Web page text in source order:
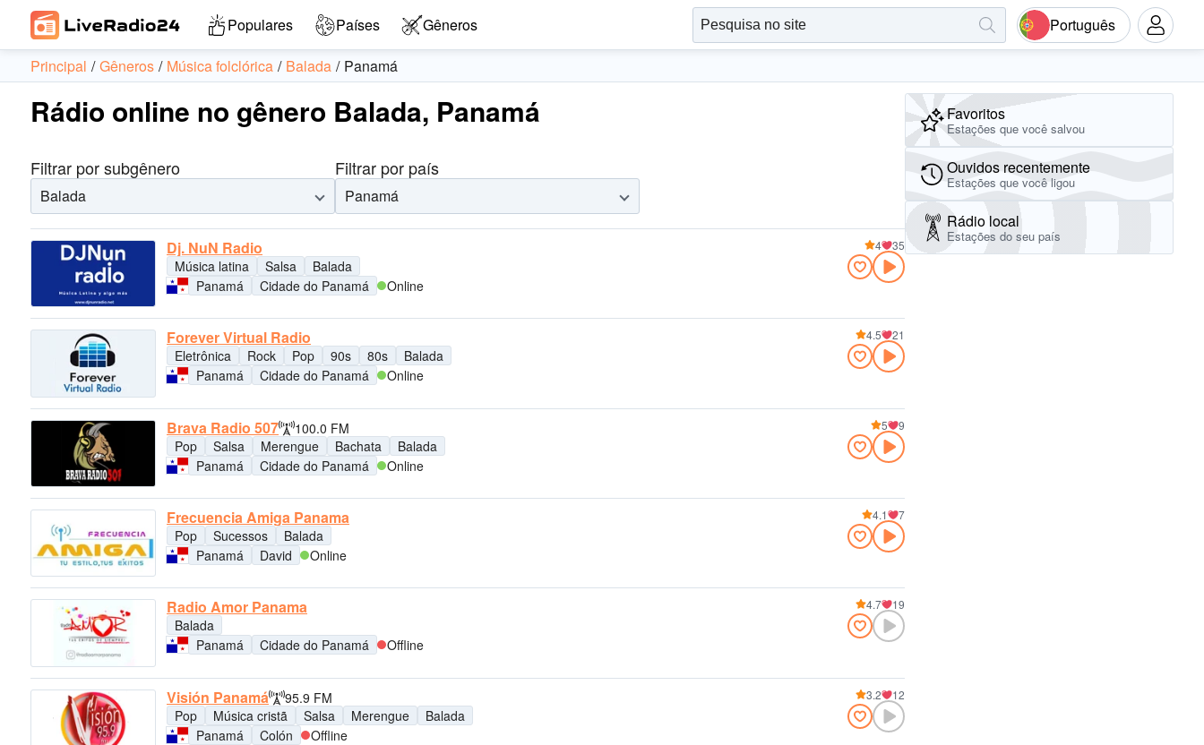
Populares Países Gêneros Português
Principal Gêneros Música folclórica Balada Panamá
Rádio online no gênero Balada, Panamá
Filtrar por subgênero
Balada
Filtrar por país
Panamá
Dj. NuN Radio
Música latina Salsa
Balada
Panamá
Cidade do Panamá Online
4 35
Forever Virtual Radio
Eletrônica Rock Pop 90s 80s
Balada
Panamá
Cidade do Panamá Online
4.5 21
Brava Radio 507
100.0 FM
Pop
Salsa Merengue Bachata
Balada
Panamá
Cidade do Panamá Online
5 9
Frecuencia Amiga Panama
Pop Sucessos
Balada
Panamá
David Online
4.1 7
Radio Amor Panama
Balada
Panamá
Cidade do Panamá Offline
4.7 19
Visión Panamá
95.9 FM
Pop
Música cristã Salsa Merengue
Balada
Panamá
Colón Offline
3.2 12
Favoritos
Estações que você salvou
Ouvidos recentemente
Estações que você ligou
Rádio local
Estações do seu país